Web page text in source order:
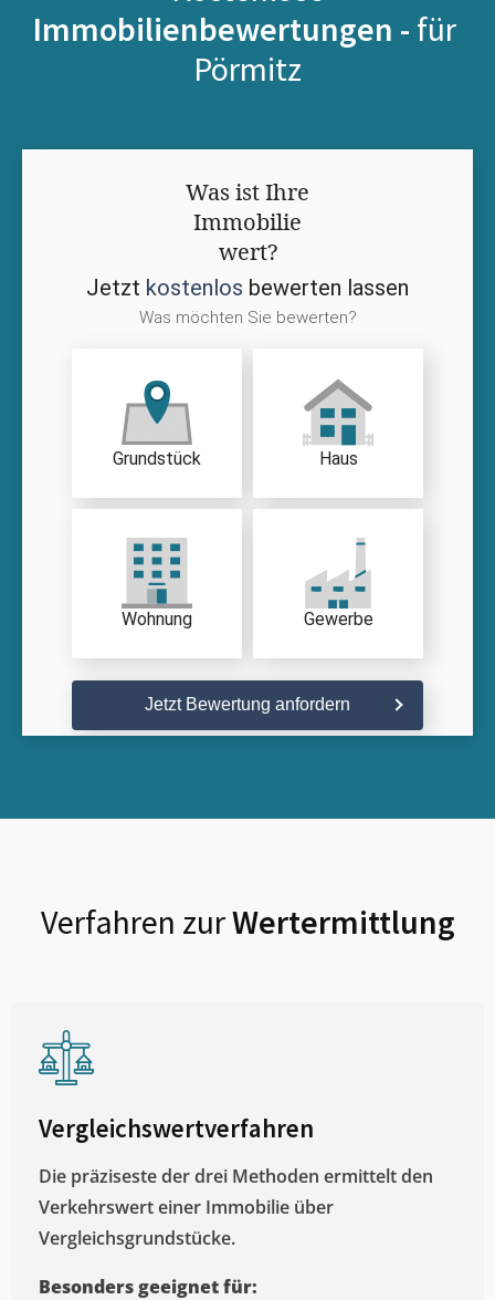
Immobilienbewertungen - für
Pörmitz
Was ist Ihre
Immobilie
wert?
Jetzt kostenlos bewerten lassen
Was möchten Sie bewerten?
Grundstück Haus
Wohnung Gewerbe
Jetzt Bewertung anfordern
Verfahren zurWertermittlung
Vergleichswertverfahren
Die präziseste der drei Methoden ermittelt den
Verkehrswert einer Immobilie über
Vergleichsgrundstücke.
Besonders geeignet für: